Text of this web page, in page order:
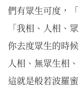
們有眾生可度，
「我相、人相、
你去度眾生的時
人相、無眾生相
這就是般若波羅